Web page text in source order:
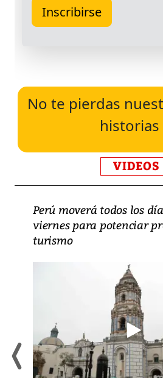
No te pierdas
historias
VIDEOS
Perú moverá todos los
viernes para potenciar
turismo